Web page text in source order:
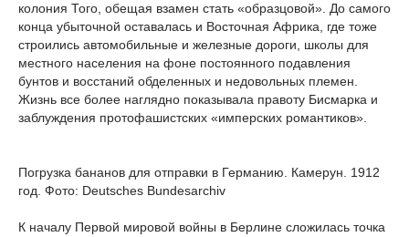
колония Того, обещая взамен стать «образцовой». До самого
конца убыточной оставалась и Восточная Африка, где тоже
строились автомобильные и железные дороги, школы для
местного населения на фоне постоянного подавления
бунтов и восстаний обделенных и недовольных племен.
Жизнь все более наглядно показывала правоту Бисмарка и
заблуждения протофашистских «имперских романтиков».
Погрузка бананов для отправки в Германию. Камерун. 1912
год. Фото: Deutsches Bundesarchiv
К началу Первой мировой войны в Берлине сложилась точка